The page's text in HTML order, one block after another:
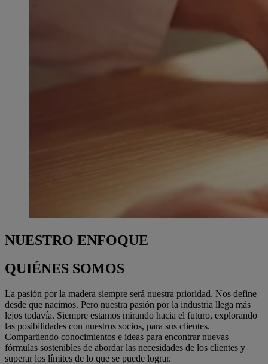
NUESTRO ENFOQUE
QUIÉNES SOMOS
La pasión por la madera siempre será nuestra prioridad. Nos define
desde que nacimos. Pero nuestra pasión por la industria llega más
lejos todavía. Siempre estamos mirando hacia el futuro, explorando
las posibilidades con nuestros socios, para sus clientes.
Compartiendo conocimientos e ideas para encontrar nuevas
fórmulas sostenibles de abordar las necesidades de los clientes y
superar los límites de lo que se puede lograr.